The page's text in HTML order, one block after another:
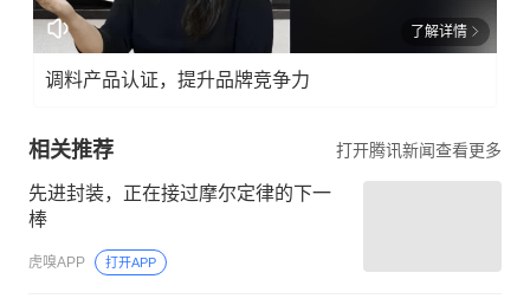
了解详情
调料产品认证，提升品牌竞争力
相关推荐 打开腾讯新闻查看更多
先进封装，正在接过摩尔定律的下一
棒
虎嗅APP 打开APP